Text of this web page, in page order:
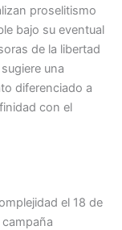
proselitismo
bajo su eventual
de la libertad
una
diferenciado a
con el
el 18 de